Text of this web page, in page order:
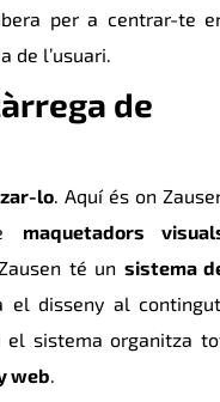
per a centrar-te
de l’usuari.
de
lo. Aquí és on
maquetadors
té un sistema
el disseny al
el sistema organitza
web.